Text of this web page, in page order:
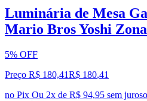
Luminária de Mesa
Mario Bros Yoshi
5% OFF
Preço R$ 180,41R$ 180,41
no Pix Ou 2x de R$ 94,95 sem juros